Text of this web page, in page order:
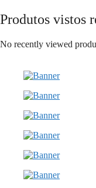
Produtos vistos
No recently viewed